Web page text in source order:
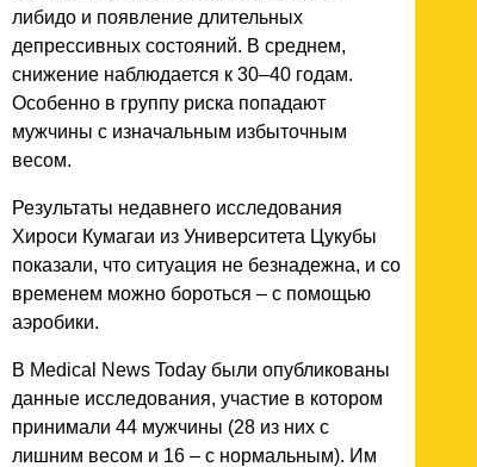
либидо и появление длительных
депрессивных состояний. В среднем,
снижение наблюдается к 30–40 годам.
Особенно в группу риска попадают
мужчины с изначальным избыточным
весом.
Результаты недавнего исследования
Хироси Кумагаи из Университета Цукубы
показали, что ситуация не безнадежна, и со
временем можно бороться – с помощью
аэробики.
В Medical News Today были опубликованы
данные исследования, участие в котором
принимали 44 мужчины (28 из них с
лишним весом и 16 – с нормальным). Им